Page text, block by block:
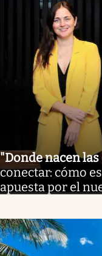
"Donde nacen
conectar: cómo
apuesta por el